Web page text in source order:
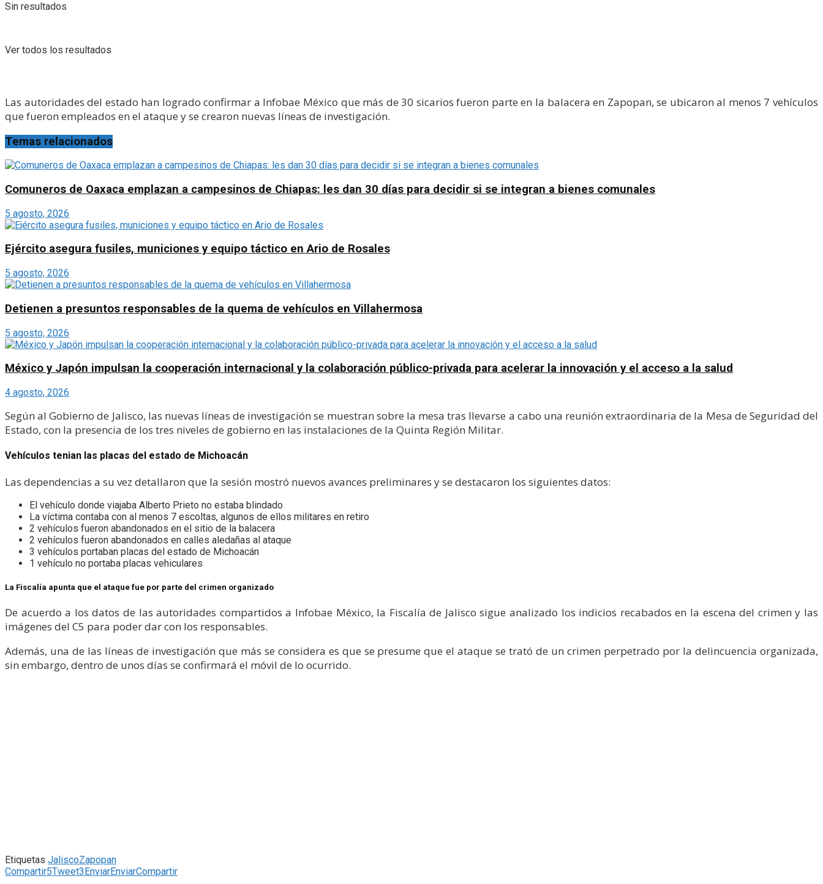
Sin resultados
Ver todos los resultados
Las autoridades del estado han logrado confirmar a Infobae México que más de 30 sicarios fueron parte en la balacera en Zapopan, se ubicaron al menos 7 vehículos
que fueron empleados en el ataque y se crearon nuevas líneas de investigación.
Temas relacionados
Comuneros de Oaxaca emplazan a campesinos de Chiapas: les dan 30 días para decidir si se integran a bienes comunales
5 agosto, 2026
Ejército asegura fusiles, municiones y equipo táctico en Ario de Rosales
5 agosto, 2026
Detienen a presuntos responsables de la quema de vehículos en Villahermosa
5 agosto, 2026
México y Japón impulsan la cooperación internacional y la colaboración público-privada para acelerar la innovación y el acceso a la salud
4 agosto, 2026
Según al Gobierno de Jalisco, las nuevas líneas de investigación se muestran sobre la mesa tras llevarse a cabo una reunión extraordinaria de la Mesa de Seguridad del
Estado, con la presencia de los tres niveles de gobierno en las instalaciones de la Quinta Región Militar.
Vehículos tenian las placas del estado de Michoacán
Las dependencias a su vez detallaron que la sesión mostró nuevos avances preliminares y se destacaron los siguientes datos:
El vehículo donde viajaba Alberto Prieto no estaba blindado
La víctima contaba con al menos 7 escoltas, algunos de ellos militares en retiro
2 vehículos fueron abandonados en el sitio de la balacera
2 vehículos fueron abandonados en calles aledañas al ataque
3 vehículos portaban placas del estado de Michoacán
1 vehículo no portaba placas vehiculares
La Fiscalía apunta que el ataque fue por parte del crimen organizado
De acuerdo a los datos de las autoridades compartidos a Infobae México, la Fiscalía de Jalisco sigue analizado los indicios recabados en la escena del crimen y las
imágenes del C5 para poder dar con los responsables.
Además, una de las líneas de investigación que más se considera es que se presume que el ataque se trató de un crimen perpetrado por la delincuencia organizada,
sin embargo, dentro de unos días se confirmará el móvil de lo ocurrido.
Etiquetas JaliscoZapopan
Compartir5Tweet3EnviarEnviarCompartir